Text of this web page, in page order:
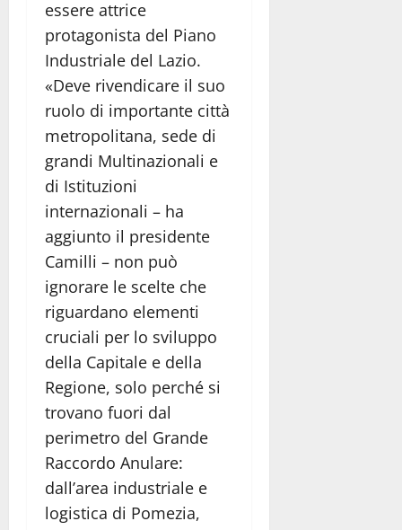
essere attrice
protagonista del Piano
Industriale del Lazio.
«Deve rivendicare il suo
ruolo di importante città
metropolitana, sede di
grandi Multinazionali e
di Istituzioni
internazionali – ha
aggiunto il presidente
Camilli – non può
ignorare le scelte che
riguardano elementi
cruciali per lo sviluppo
della Capitale e della
Regione, solo perché si
trovano fuori dal
perimetro del Grande
Raccordo Anulare:
dall’area industriale e
logistica di Pomezia,